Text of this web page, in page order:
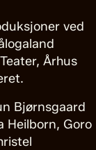
ved
Århus
Bjørnsgaard
Heilborn, Goro